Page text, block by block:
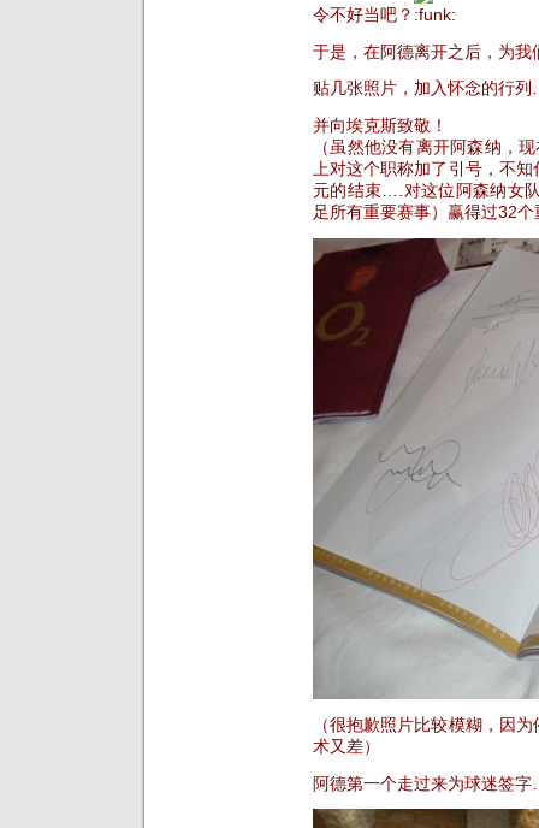
令不好当吧？
于是，在阿德离开之后，为
贴几张照片，加入怀念的行
并向埃克斯致敬！
（虽然他没有离开阿森纳，
上对这个职称加了引号，不
元的结束….对这位阿森纳女
足所有重要赛事）赢得过32
（很抱歉照片比较模糊，因
术又差）
阿德第一个走过来为球迷签